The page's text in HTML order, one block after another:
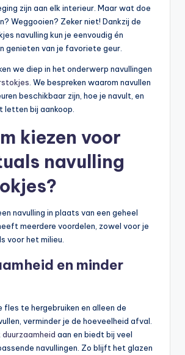
zijn aan elk interieur. Maar wat doe
Weggooien? Zeker niet! Dankzij de
navulling kun je eenvoudig én
genieten van je favoriete geur.
we diep in het onderwerp navullingen
. We bespreken waarom navullen
beschikbaar zijn, hoe je navult, en
letten bij aankoop.
kiezen voor
navulling
navulling in plaats van een geheel
meerdere voordelen, zowel voor je
voor het milieu.
en minder
fles te hergebruiken en alleen de
verminder je de hoeveelheid afval.
duurzaamheid aan en biedt bij veel
navullingen. Zo blijft het glazen